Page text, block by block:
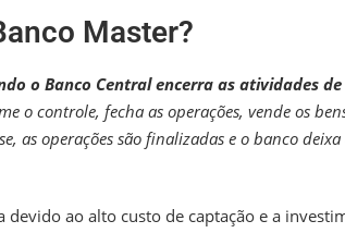
Master?
o Banco Central encerra as atividades
o controle, fecha as operações, vende os
as operações são finalizadas e o banco
ao alto custo de captação e a